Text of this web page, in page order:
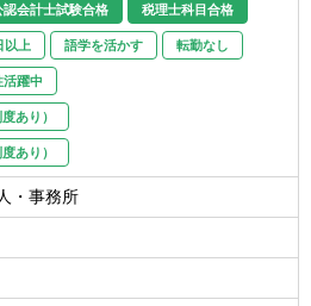
認会計士試験合格 税理士科目合格
以上 語学を活かす 転勤なし
活躍中
あり）
あり）
・事務所